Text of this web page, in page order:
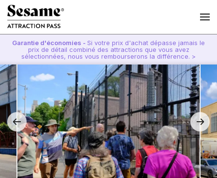
Garantie d'économies - Si votre prix d'achat dépasse jamais le
prix de détail combiné des attractions que vous avez
sélectionnées, nous vous rembourserons la différence. >